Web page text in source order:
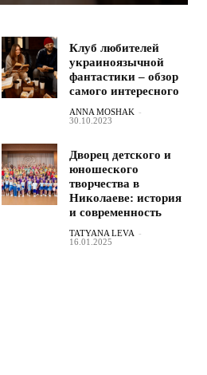
Клуб любителей
украиноязычной
фантастики – обзор
самого интересного
ANNA MOSHAK -
30.10.2023
Дворец детского и
юношеского
творчества в
Николаеве: история
и современность
TATYANA LEVA -
16.01.2025